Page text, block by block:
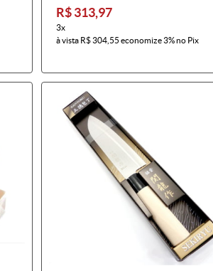
R$ 313,97
3x
à vista R$ 304,55 economize3%no Pix